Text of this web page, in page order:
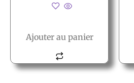
Ajouter au panier